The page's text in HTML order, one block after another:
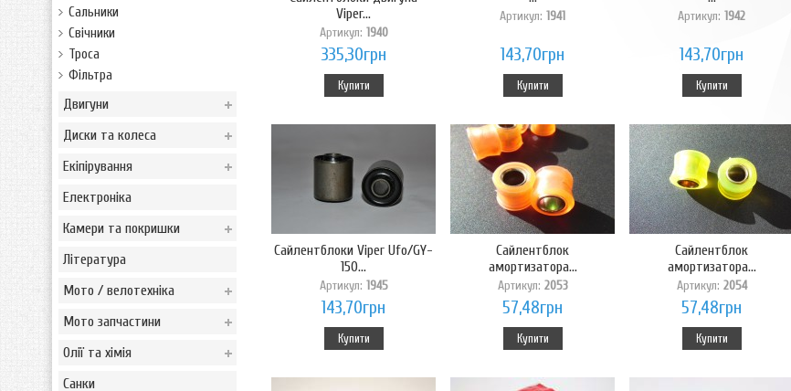
Сальники
Свічники
Троса
Фільтра
Двигуни
Диски та колеса
Екіпірування
Електроніка
Камери та покришки
Література
Мото / велотехніка
Мото запчастини
Олії та хімія
Санки
Viper...
Артикул: 1940
335,30грн
Купити
Артикул: 1941
143,70грн
Купити
Артикул: 1942
143,70грн
Купити
Сайлентблоки Viper Ufo/GY-
150...
Артикул: 1945
143,70грн
Купити
Сайлентблок
амортизатора...
Артикул: 2053
57,48грн
Купити
Сайлентблок
амортизатора...
Артикул: 2054
57,48грн
Купити